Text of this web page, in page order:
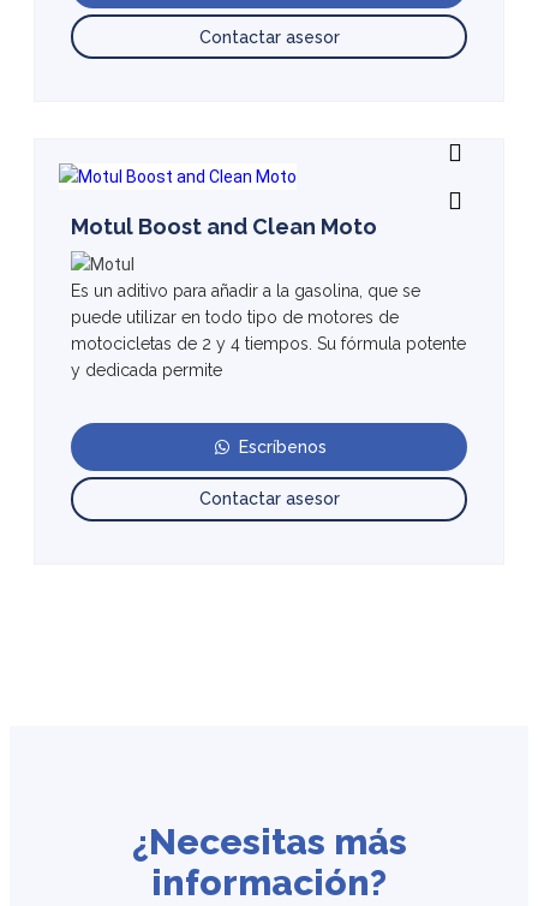
Contactar asesor
Motul Boost and Clean Moto
Es un aditivo para añadir a la gasolina, que se
puede utilizar en todo tipo de motores de
motocicletas de 2 y 4 tiempos. Su fórmula potente
y dedicada permite
Escríbenos
Contactar asesor
¿Necesitas más
información?